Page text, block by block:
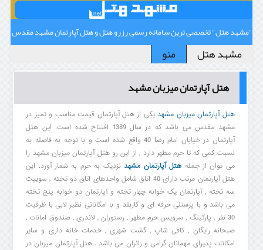
"مشهد هتل" تخصصی ترین سامانه رسمی رزرو هتل و هتل آپارتمان مشهد مقدس
مشهد هتل منو
هتل آپارتمان میزبان مشهد
هتل آپارتمان میزبان مشهدیکی از هتل آپارتمان قیمت مناسب و تمیز در
مشهد مقدس می باشد که در سال 1389 افتتاح شده است. این هتل
آپارتمان در خیابان امام رضا 40 واقع شده است و با توجه به فاصله به
نسبت کمی که تا حرم مطهر دارد , از این رو هتل آپارتمان میزبان مشهد را
می توان از جمله هتل آپارتمان مشهدنزدیک به حرم به شمار آورد. این
هتل آپارتمان مرتب دارای 40 اتاق شامل واحدهای اتاق دو تخته , سوییت
سه تخته , آپارتمان یک خوابه چهار تخته و آپارتمان دو خوابه پنج تخته
می باشد و با پرسنلی حرفه ای و کاربلد و با امکاناتی نظیر لابی با ظرفیت
30 نفر , پارکینگ , سرویس حرم مطهر , رستوران , لاندری , صندوق امانات ,
صبحانه رایگان , کافی شاپ , گشت شهری , خدمات خانه داری و سایر
امکانات پذیرای مهمانان گرامی و زائران می باشد . هتل آپارتمان میزبان در